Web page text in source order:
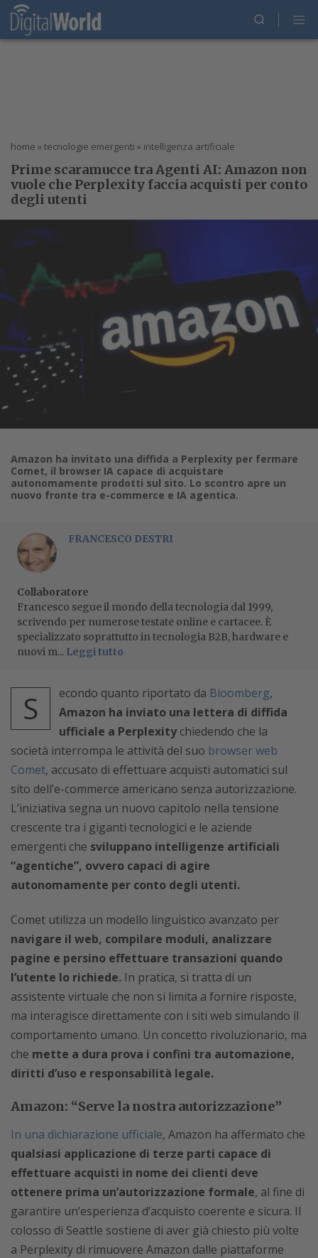
home » tecnologie emergenti » intelligenza artificiale
Prime scaramucce tra Agenti AI: Amazon non
vuole che Perplexity faccia acquisti per conto
degli utenti
Amazon ha invitato una diffida a Perplexity per fermare
Comet, il browser IA capace di acquistare
autonomamente prodotti sul sito. Lo scontro apre un
nuovo fronte tra e-commerce e IA agentica.
FRANCESCO DESTRI
Collaboratore
Francesco segue il mondo della tecnologia dal 1999,
scrivendo per numerose testate online e cartacee. È
specializzato soprattutto in tecnologia B2B, hardware e
nuovi m... Leggi tutto
S econdo quanto riportato da Bloomberg,
Amazon ha inviato una lettera di diffida
ufficiale a Perplexitychiedendo che la
società interrompa le attività del suo browser web
Comet, accusato di effettuare acquisti automatici sul
sito dell’e-commerce americano senza autorizzazione.
L’iniziativa segna un nuovo capitolo nella tensione
crescente tra i giganti tecnologici e le aziende
emergenti che sviluppano intelligenze artificiali
“agentiche”, ovvero capaci di agire
autonomamente per conto degli utenti.
Comet utilizza un modello linguistico avanzato per
navigare il web, compilare moduli, analizzare
pagine e persino effettuare transazioni quando
l’utente lo richiede. In pratica, si tratta di un
assistente virtuale che non si limita a fornire risposte,
ma interagisce direttamente con i siti web simulando il
comportamento umano. Un concetto rivoluzionario, ma
che mette a dura prova i confini tra automazione,
diritti d’uso e responsabilità legale.
Amazon: “Serve la nostra autorizzazione”
In una dichiarazione ufficiale, Amazon ha affermato che
qualsiasi applicazione di terze parti capace di
effettuare acquisti in nome dei clienti deve
ottenere prima un’autorizzazione formale, al fine di
garantire un’esperienza d’acquisto coerente e sicura. Il
colosso di Seattle sostiene di aver già chiesto più volte
a Perplexity di rimuovere Amazon dalle piattaforme